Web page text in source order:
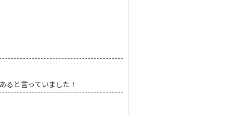
ると言っていました！